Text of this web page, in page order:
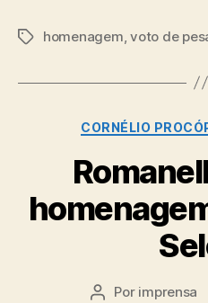
Tagshomenagem ,voto de
CORNÉLIO
Autor
Por imprensa